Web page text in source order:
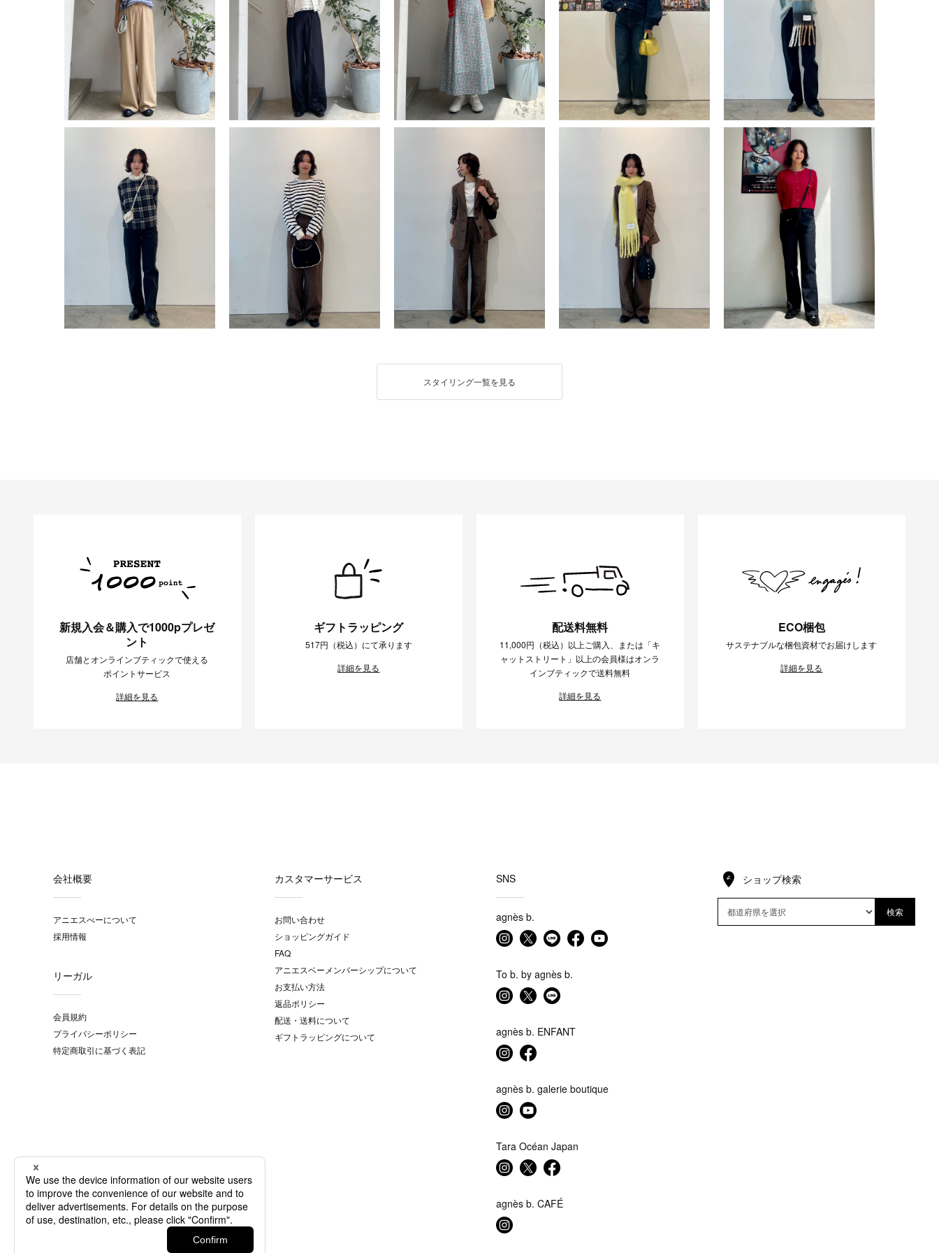
スタイリング一覧を見る
新規入会＆購入で1000pプレゼ
ント
店舗とオンラインブティックで使える
ポイントサービス
詳細を見る
ギフトラッピング
517円（税込）にて承ります
詳細を見る
配送料無料
11,000円（税込）以上ご購入、または「キ
ャットストリート」以上の会員様はオンラ
インブティックで送料無料
詳細を見る
ECO梱包
サステナブルな梱包資材でお届けします
詳細を見る
会社概要
アニエスべーについて
採用情報
リーガル
会員規約
プライバシーポリシー
特定商取引に基づく表記
カスタマーサービス
お問い合わせ
ショッピングガイド
FAQ
アニエスベーメンバーシップについて
お支払い方法
返品ポリシー
配送・送料について
ギフトラッピングについて
SNS
agnès b.
To b. by agnès b.
agnès b. ENFANT
agnès b. galerie boutique
Tara Océan Japan
agnès b. CAFÉ
ショップ検索
検索